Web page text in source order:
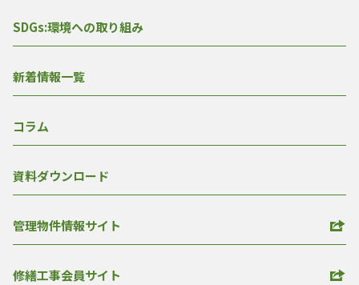
SDGs:環境への取り組み
新着情報一覧
コラム
資料ダウンロード
管理物件情報サイト
修繕工事会員サイト